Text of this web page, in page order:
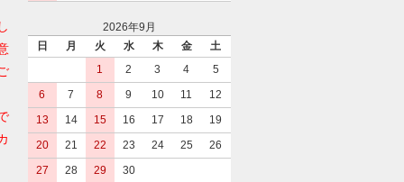
2026年9月
日
月 火 水 木 金
土
1
2 3 4
5
6
7 8 9 10 11
12
13
14 15 16 17 18
19
20
21 22 23 24 25
26
27
28 29 30